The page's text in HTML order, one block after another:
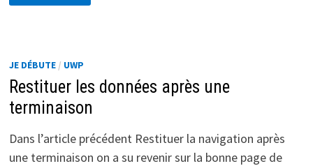
DEMANDER
POUR
SES
DONNÉES
JE DÉBUTE/ UWP
Restituer les données après une
terminaison
Dans l’article précédent Restituer la navigation après
une terminaison on a su revenir sur la bonne page de